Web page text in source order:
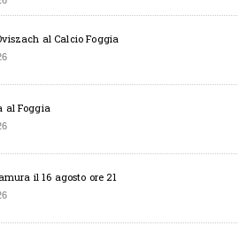
al Calcio Foggia
al Foggia
il 16 agosto ore 21